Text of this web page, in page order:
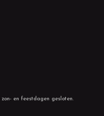
en feestdagen gesloten.